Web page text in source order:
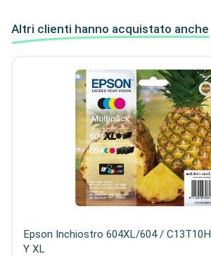
Altri clienti hanno acquistato anche
Epson Inchiostro 604XL/604 /
Y XL